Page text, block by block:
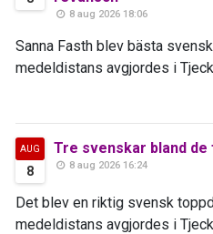
8 aug 2026 18:06
Sanna Fasth blev bästa
medeldistans avgjordes i
AUG
8
Tre svenskar bland
8 aug 2026 16:24
Det blev en riktig svensk
medeldistans avgjordes i